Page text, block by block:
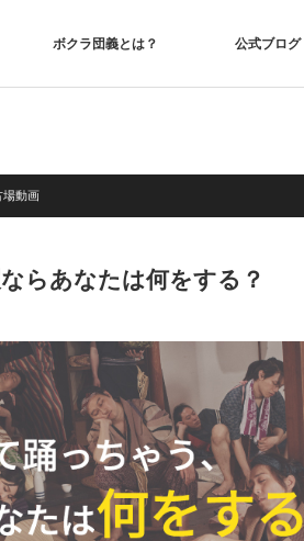
ボクラ団義とは？ 公式ブログ
場動画
らあなたは何をする？